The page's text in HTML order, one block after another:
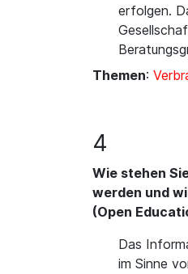
erfolgen.
Themen:
4
Wie stehen
werden und
(Open
Das
im Sinne